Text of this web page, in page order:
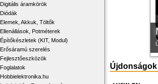
Digitális áramkörök
Diódák
Elemek, Akkuk, Töltők
Ellenállások, Potméterek
Építőkészletek (KIT, Modul)
Erősáramú szerelés
Fejlesztőeszközök
Foglalatok
Hobbielektronika.hu
Újdonságok